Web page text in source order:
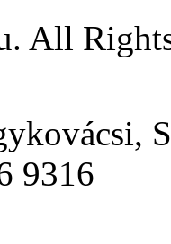
All
9316